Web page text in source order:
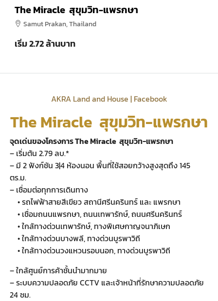
The Miracle สุขุมวิท-แพรกษา
Samut Prakan, Thailand
เริ่ม 2.72 ล้านบาท
AKRA Land and House | Facebook
The Miracle สุขุมวิท-แพรกษา
จุดเด่นของโครงการ The Miracle สุขุมวิท-แพรกษา
– เริ่มต้น 2.79 ลบ.*
– มี 2 ฟังก์ชัน 3|4 ห้องนอน พื้นที่ใช้สอยกว้างสูงสุดถึง 145
ตร.ม.
– เชื่อมต่อทุกการเดินทาง
• รถไฟฟ้าสายสีเขียว สถานีศรีนครินทร์ และ แพรกษา
• เชื่อมถนนแพรกษา, ถนนเทพารักษ์, ถนนศรีนครินทร์
• ใกล้ทางด่วนเทพารักษ์, ทางพิเศษกาญจนาภิเษก
• ใกล้ทางด่วนบางพลี, ทางด่วนบูรพาวิถี
• ใกล้ทางด่วนวงแหวนรอบนอก, ทางด่วนบูรพาวิถี
– ใกล้ศูนย์การค้าชั้นนำมากมาย
– ระบบความปลอดภัย CCTV และเจ้าหน้าที่รักษาความปลอดภัย
24 ชม.